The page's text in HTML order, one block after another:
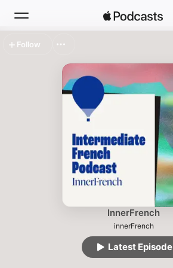
Top Charts
InnerFrench
innerFrench
Latest Episode
Follow